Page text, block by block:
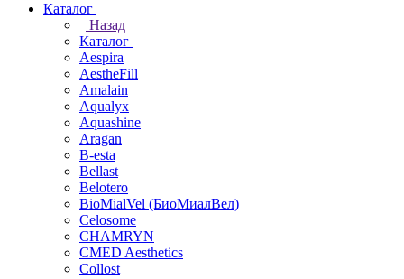
Каталог
Назад
Каталог
Aespira
AestheFill
Amalain
Aqualyx
Aquashine
Aragan
B-esta
Bellast
Belotero
BioMialVel (БиоМиалВел)
Celosome
CHAMRYN
CMED Aesthetics
Collost